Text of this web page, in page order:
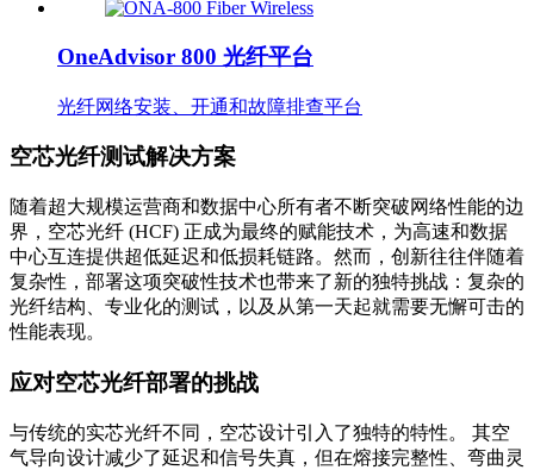
OneAdvisor 800 光纤平台
光纤网络安装、开通和故障排查平台
空芯光纤测试解决方案
随着超大规模运营商和数据中心所有者不断突破网络性能的边
界，空芯光纤 (HCF) 正成为最终的赋能技术，为高速和数据
中心互连提供超低延迟和低损耗链路。然而，创新往往伴随着
复杂性，部署这项突破性技术也带来了新的独特挑战：复杂的
光纤结构、专业化的测试，以及从第一天起就需要无懈可击的
性能表现。
应对空芯光纤部署的挑战
与传统的实芯光纤不同，空芯设计引入了独特的特性。 其空
气导向设计减少了延迟和信号失真，但在熔接完整性、弯曲灵